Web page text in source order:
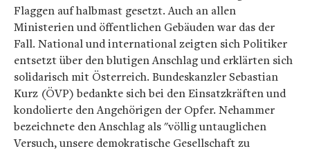
Flaggen auf halbmast gesetzt. Auch an allen
Ministerien und öffentlichen Gebäuden war das der
Fall. National und international zeigten sich Politiker
entsetzt über den blutigen Anschlag und erklärten sich
solidarisch mit Österreich. Bundeskanzler Sebastian
Kurz (ÖVP) bedankte sich bei den Einsatzkräften und
kondolierte den Angehörigen der Opfer. Nehammer
bezeichnete den Anschlag als "völlig untauglichen
Versuch, unsere demokratische Gesellschaft zu